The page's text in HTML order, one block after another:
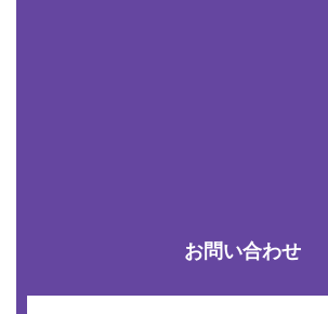
お問い合わせ